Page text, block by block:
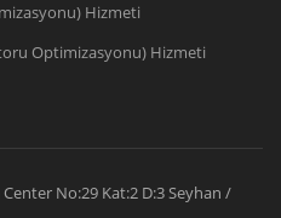
Hizmeti
Optimizasyonu) Hizmeti
Center No:29 Kat:2 D:3 Seyhan /